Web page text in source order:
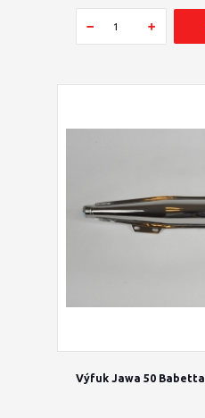
Výfuk Jawa 50 Babetta